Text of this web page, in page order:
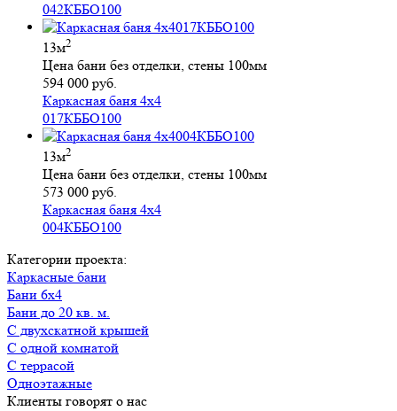
042КББО100
13м2
Цена бани без отделки, стены 100мм
594 000 руб.
Каркасная баня 4х4
017КББО100
13м2
Цена бани без отделки, стены 100мм
573 000 руб.
Каркасная баня 4х4
004КББО100
Категории проекта:
Каркасные бани
Бани 6х4
Бани до 20 кв. м.
с двухскатной крышей
с одной комнатой
с террасой
Одноэтажные
Клиенты говорят о нас